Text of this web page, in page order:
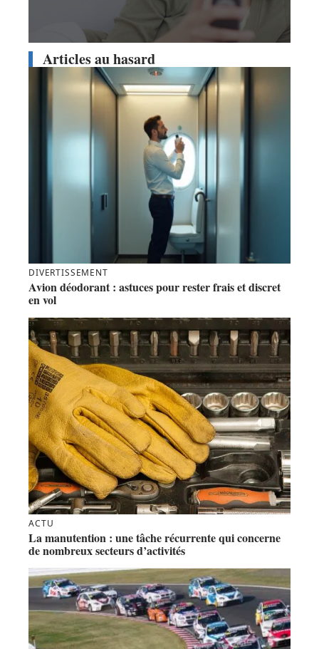
Articles au hasard
DIVERTISSEMENT
Avion déodorant : astuces pour rester frais et discret
en vol
ACTU
La manutention : une tâche récurrente qui concerne
de nombreux secteurs d’activités